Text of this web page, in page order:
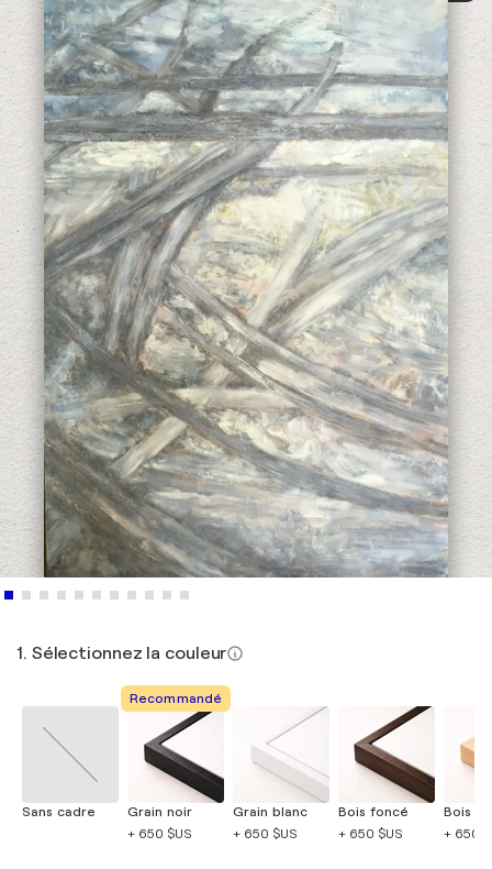
1. Sélectionnez la couleur
Sans cadre
Recommandé
Grain noir
+ 650 $US
Grain blanc
+ 650 $US
Bois foncé
+ 650 $US
Bois
+ 650